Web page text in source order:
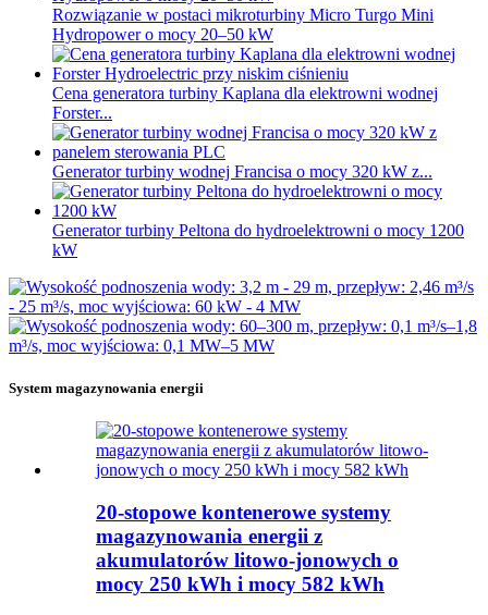
Rozwiązanie w postaci mikroturbiny Micro Turgo Mini
Hydropower o mocy 20–50 kW
Cena generatora turbiny Kaplana dla elektrowni wodnej
Forster...
Generator turbiny wodnej Francisa o mocy 320 kW z...
Generator turbiny Peltona do hydroelektrowni o mocy 1200
kW
System magazynowania energii
20-stopowe kontenerowe systemy
magazynowania energii z
akumulatorów litowo-jonowych o
mocy 250 kWh i mocy 582 kWh